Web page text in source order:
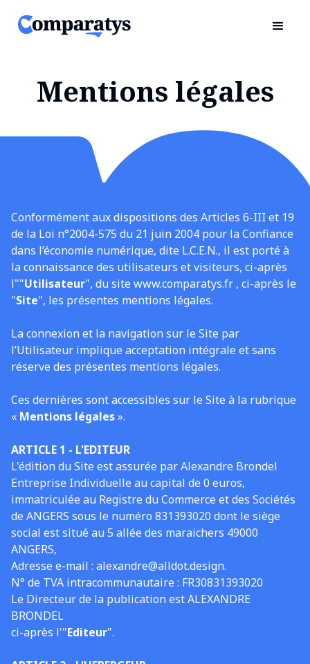
Mentions légales
Conformément aux dispositions des Articles 6-III et 19
de la Loi n°2004-575 du 21 juin 2004 pour la Confiance
dans l’économie numérique, dite L.C.E.N., il est porté à
la connaissance des utilisateurs et visiteurs, ci-après
l""Utilisateur", du site www.comparatys.fr , ci-après le
"Site", les présentes mentions légales.
La connexion et la navigation sur le Site par
l’Utilisateur implique acceptation intégrale et sans
réserve des présentes mentions légales.
Ces dernières sont accessibles sur le Site à la rubrique
« Mentions légales».
ARTICLE 1 - L'EDITEUR
L'édition du Site est assurée par Alexandre Brondel
Entreprise Individuelle au capital de 0 euros,
immatriculée au Registre du Commerce et des Sociétés
de ANGERS sous le numéro 831393020 dont le siège
social est situé au 5 allée des maraichers 49000
ANGERS,
Adresse e-mail : alexandre@alldot.design.
N° de TVA intracommunautaire : FR30831393020
Le Directeur de la publication est ALEXANDRE
BRONDEL
ci-après l'"Editeur".